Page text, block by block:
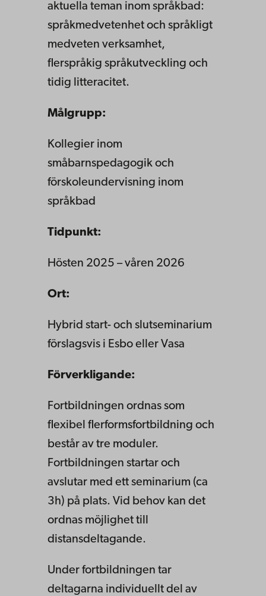
aktuella teman inom språkbad:
språkmedvetenhet och språkligt
medveten verksamhet,
flerspråkig språkutveckling och
tidig litteracitet.
Målgrupp:
Kollegier inom
småbarnspedagogik och
förskoleundervisning inom
språkbad
Tidpunkt:
Hösten 2025 – våren 2026
Ort:
Hybrid start- och slutseminarium
förslagsvis i Esbo eller Vasa
Förverkligande:
Fortbildningen ordnas som
flexibel flerformsfortbildning och
består av tre moduler.
Fortbildningen startar och
avslutar med ett seminarium (ca
3h) på plats. Vid behov kan det
ordnas möjlighet till
distansdeltagande.
Under fortbildningen tar
deltagarna individuellt del av